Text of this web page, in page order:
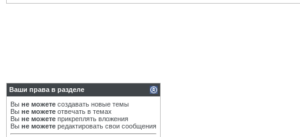
Ваши права в разделе
Вы не можете создавать новые темы
Вы не можете отвечать в темах
Вы не можете прикреплять вложения
Вы не можете редактировать свои сообщения